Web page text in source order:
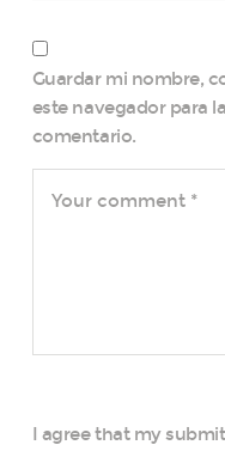
Guardar mi nombre,
este navegador para
comentario.
I agree that my